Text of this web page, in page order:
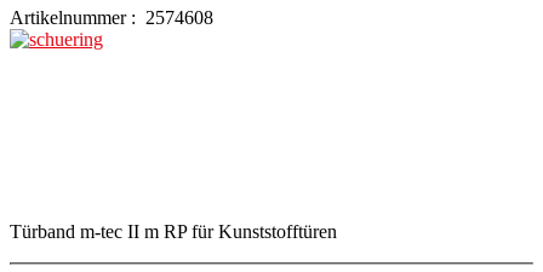
Artikelnummer : 2574608
Türband m-tec II m RP für Kunststofftüren